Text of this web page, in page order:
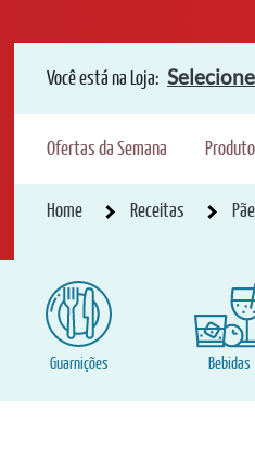
Você está na Loja:
Ofertas da Semana
Home Receitas
Guarnições Bebidas